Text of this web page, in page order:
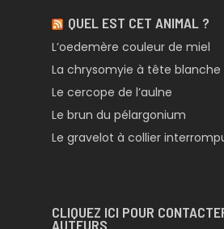
QUEL EST CET ANIMAL ?
L’oedemère couleur de miel
La chrysomyie à tête blanche
Le cercope de l’aulne
Le brun du pélargonium
Le gravelot à collier
CLIQUEZ ICI POUR
AUTEURS